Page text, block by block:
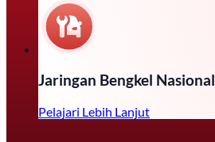
Jaringan Bengkel Nasional
Pelajari Lebih Lanjut